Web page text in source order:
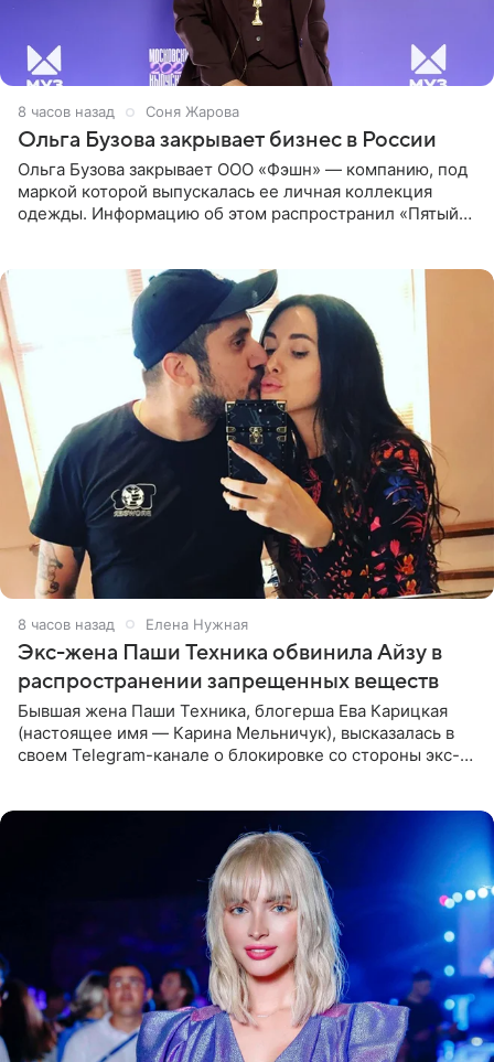
8 часов назад Соня Жарова
Ольга Бузова закрывает бизнес в России
Ольга Бузова закрывает ООО «Фэшн» — компанию, под
маркой которой выпускалась ее личная коллекция
одежды. Информацию об этом распространил «Пятый
8 часов назад Елена Нужная
Экс-жена Паши Техника обвинила Айзу в
распространении запрещенных веществ
Бывшая жена Паши Техника, блогерша Ева Карицкая
(настоящее имя — Карина Мельничук), высказалась в
своем Telegram-канале о блокировке со стороны экс-